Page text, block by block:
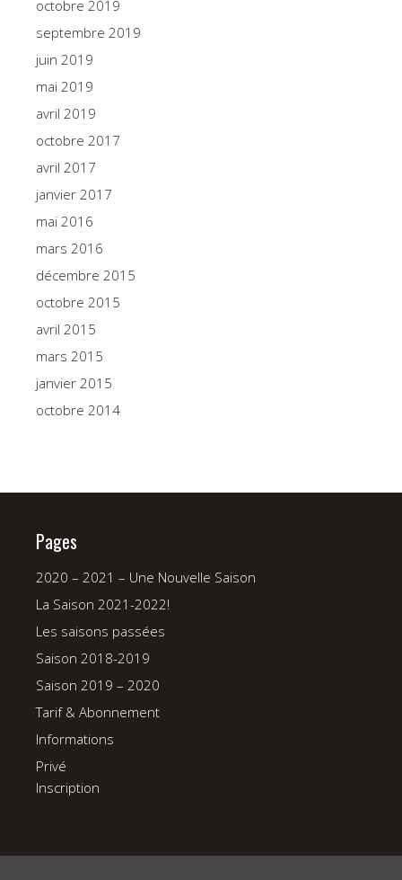
octobre 2019
septembre 2019
juin 2019
mai 2019
avril 2019
octobre 2017
avril 2017
janvier 2017
mai 2016
mars 2016
décembre 2015
octobre 2015
avril 2015
mars 2015
janvier 2015
octobre 2014
Pages
2020 – 2021 – Une Nouvelle Saison
La Saison 2021-2022!
Les saisons passées
Saison 2018-2019
Saison 2019 – 2020
Tarif & Abonnement
Informations
Privé
Inscription